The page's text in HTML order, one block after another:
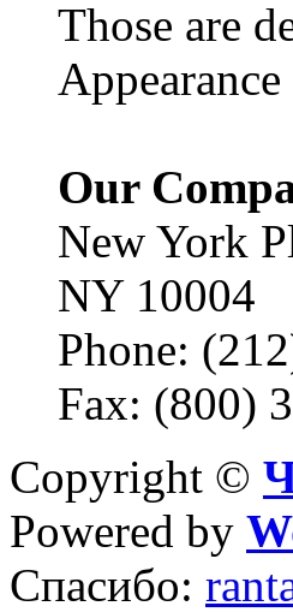
Those are
Our
New York
NY 10004
Phone:
Fax: (800)
Copyright ©
Powered by
Спасибо: